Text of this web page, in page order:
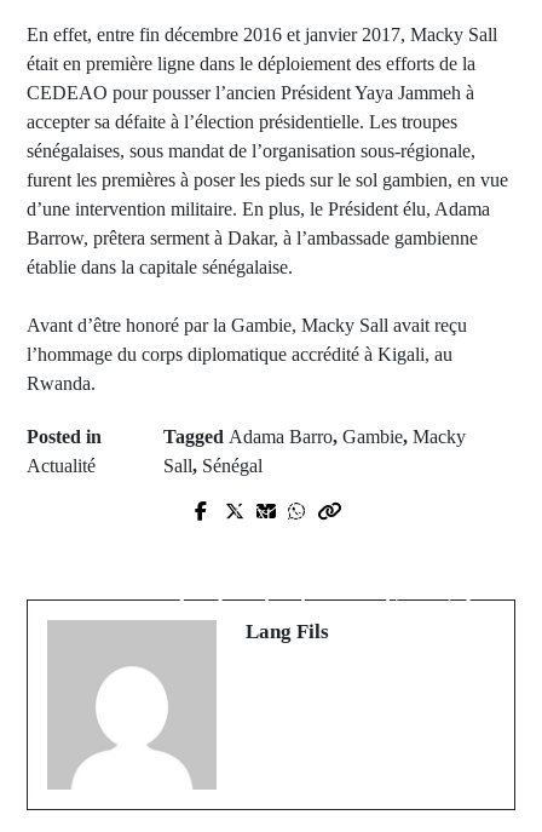
En effet, entre fin décembre 2016 et janvier 2017, Macky Sall
était en première ligne dans le déploiement des efforts de la
CEDEAO pour pousser l’ancien Président Yaya Jammeh à
accepter sa défaite à l’élection présidentielle. Les troupes
sénégalaises, sous mandat de l’organisation sous-régionale,
furent les premières à poser les pieds sur le sol gambien, en vue
d’une intervention militaire. En plus, le Président élu, Adama
Barrow, prêtera serment à Dakar, à l’ambassade gambienne
établie dans la capitale sénégalaise.
Avant d’être honoré par la Gambie, Macky Sall avait reçu
l’hommage du corps diplomatique accrédité à Kigali, au
Rwanda.
Posted in
Actualité
Tagged Adama Barro, Gambie, Macky
Sall, Sénégal
Prev Post
comprendre la situation au Sénégal
Next Post
Lang Fils